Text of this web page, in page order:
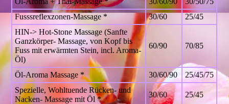
Fusssreflexzonen-Massage *
30/60
25/45
HIN-> Hot-Stone Massage (Sanfte
Ganzkörper- Massage, von Kopf bis
Fuss mit erwärmten Stein, incl. Aroma-
Öl)
60/90 70/85
Öl-Aroma Massage * 30/60/90
25/45/75
Spezielle, Wohltuende Rücken- und
Nacken- Massage mit Öl *
30/60 25/45